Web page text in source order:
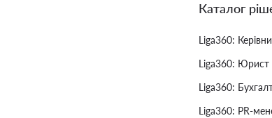
Каталог
Liga360:
Liga360: Юрист
Liga360:
Liga360: PR-